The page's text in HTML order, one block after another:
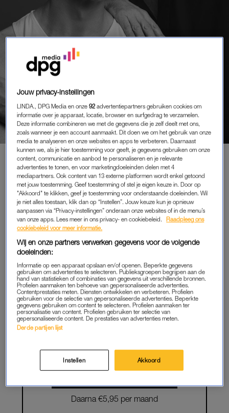
‘HET IS TE GEK OM WEER EEN
L’HOMO. TE MAKEN, MAAR OOK
PIJNLIJK EN CONFRONTEREND’
doorStijn de Vries en Iebele van der Meulen
PREMIUM
LEES VERDER MET
PREMIUM
Krijg onbeperkt toegang tot alle
artikelen
Lees LINDA.magazine online
Geniet van te gekke winacties en
lekkere puzzels
Daarna €5,95 per maand
Jouw privacy-instellingen
LINDA., DPG Media en onze92 advertentiepartners gebruiken cookies om
informatie over je apparaat, locatie, browser en surfgedrag te verzamelen.
Deze informatie combineren we met de gegevens die je zelf deelt met ons,
zoals wanneer je een account aanmaakt. Dit doen we om het gebruik van onze
media te analyseren en onze websites en apps te verbeteren. Daarnaast
kunnen we, als je hier toestemming voor geeft, je gegevens gebruiken om onze
content, communicatie en aanbod te personaliseren en je relevante
advertenties te tonen, en voor marketingdoeleinden delen met 4
mediapartners. Ook content van 13 externe platformen wordt enkel getoond
met jouw toestemming. Geef toestemming of stel je eigen keuze in. Door op
"Akkoord" te klikken, geef je toestemming voor onderstaande doeleinden. Wil
je niet alles toestaan, klik dan op “Instellen”. Jouw keuze kun je opnieuw
aanpassen via “Privacy-instellingen” onderaan onze websites of in de menu’s
van onze apps. Lees meer in ons privacy- en cookiebeleid.
Raadpleeg ons
cookiebeleid voor meer informatie.
Wij en onze partners verwerken gegevens voor de volgende
doeleinden:
Informatie op een apparaat opslaan en/of openen. Beperkte gegevens
gebruiken om advertenties te selecteren. Publieksgroepen begrijpen aan de
hand van statistieken of combinaties van gegevens uit verschillende bronnen.
Profielen aanmaken ten behoeve van gepersonaliseerde advertenties.
Contentprestaties meten. Diensten ontwikkelen en verbeteren. Profielen
gebruiken voor de selectie van gepersonaliseerde advertenties. Beperkte
gegevens gebruiken om content te selecteren. Profielen aanmaken ter
personalisatie van content. Profielen gebruiken ter selectie van
gepersonaliseerde content. De prestaties van advertenties meten.
Derde partijen lijst
Instellen Akkoord